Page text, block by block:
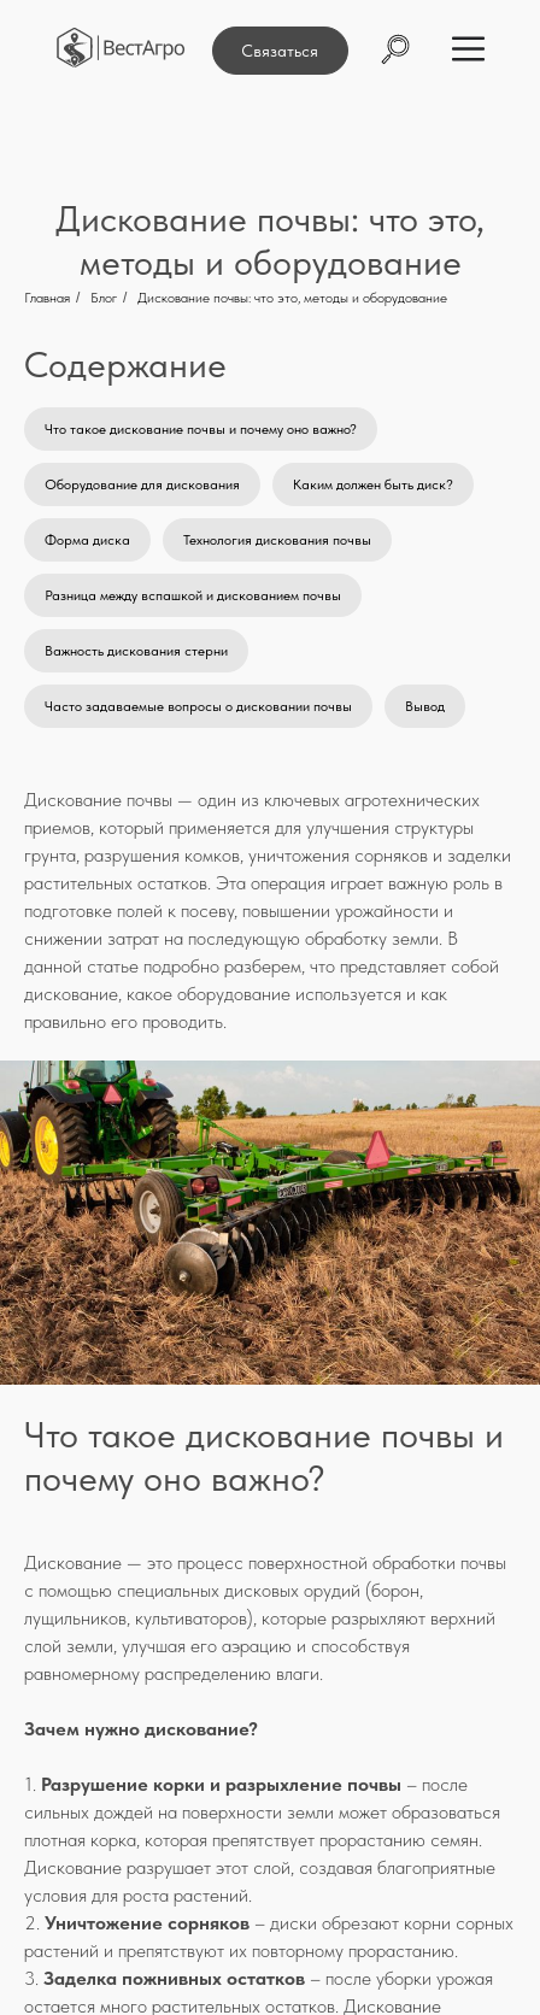
Связаться
Дискование почвы: что это,
методы и оборудование
Главная / Блог / Дискование почвы: что это, методы и оборудование
Содержание
Что такое дискование почвы и почему оно важно?
Оборудование для дискования Каким должен быть диск?
Форма диска Технология дискования почвы
Разница между вспашкой и дискованием почвы
Важность дискования стерни
Часто задаваемые вопросы о дисковании почвы Вывод
Дискование почвы — один из ключевых агротехнических
приемов, который применяется для улучшения структуры
грунта, разрушения комков, уничтожения сорняков и заделки
растительных остатков. Эта операция играет важную роль в
подготовке полей к посеву, повышении урожайности и
снижении затрат на последующую обработку земли. В
данной статье подробно разберем, что представляет собой
дискование, какое оборудование используется и как
правильно его проводить.
Что такое дискование почвы и
почему оно важно?
Дискование — это процесс поверхностной обработки почвы
с помощью специальных дисковых орудий (борон,
лущильников, культиваторов), которые разрыхляют верхний
слой земли, улучшая его аэрацию и способствуя
равномерному распределению влаги.
Зачем нужно дискование?
1. Разрушение корки и разрыхление почвы – после
сильных дождей на поверхности земли может образоваться
плотная корка, которая препятствует прорастанию семян.
Дискование разрушает этот слой, создавая благоприятные
условия для роста растений.
2. Уничтожение сорняков – диски обрезают корни сорных
растений и препятствуют их повторному прорастанию.
3. Заделка пожнивных остатков – после уборки урожая
остается много растительных остатков. Дискование